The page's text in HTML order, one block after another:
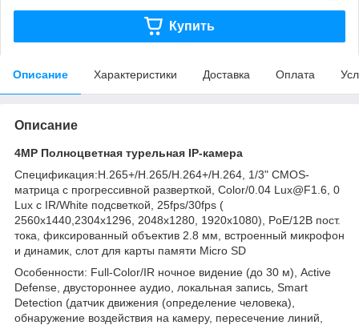
Купить
Описание Характеристики Доставка Оплата
Описание
4MP Полноцветная турельная IP-камера
Спецификация:H.265+/H.265/H.264+/H.264, 1/3" CMOS-
матрица с прогрессивной разверткой, Color/0.04 Lux@F1.6, 0
Lux с IR/White подсветкой, 25fps/30fps (
2560x1440,2304x1296, 2048x1280, 1920x1080), PoE/12В пост.
тока, фиксированный объектив 2.8 мм, встроенный микрофон
и динамик, слот для карты памяти Micro SD
Особенности: Full-Color/IR ночное видение (до 30 м), Active
Defense, двустороннее аудио, локальная запись, Smart
Detection (датчик движения (определение человека),
обнаружение воздействия на камеру, пересечение линий,